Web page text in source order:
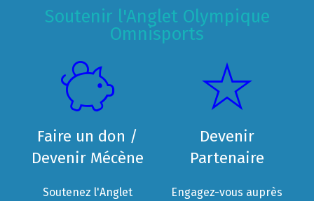
Soutenir l'Anglet Olympique
Omnisports
Faire un don /
Devenir Mécène
Soutenez l'Anglet
Devenir
Partenaire
Engagez-vous auprès